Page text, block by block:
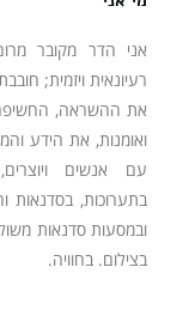
אני הדר מקובר
רעיונאית ויזמית;
את ההשראה, החשיפה
ואומנות, את הידע
עם אנשים
בתערוכות, בסדנאות
ובמסעות סדנאות
בצילום. בחוויה.